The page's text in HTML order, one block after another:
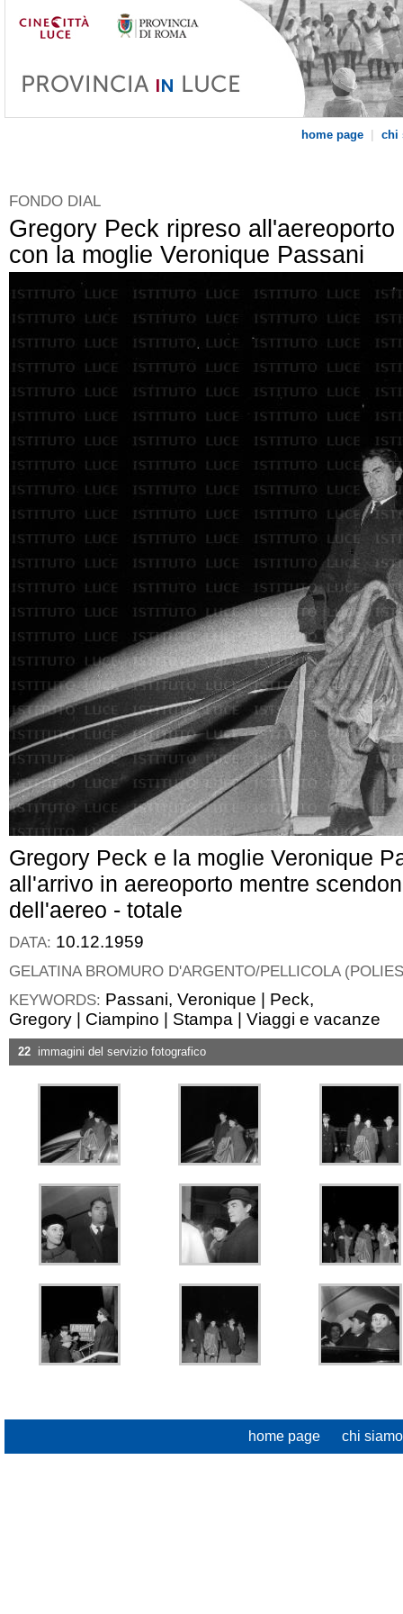
home page | chi
FONDO DIAL
Gregory Peck ripreso all'aereoporto
con la moglie Veronique Passani
Gregory Peck e la moglie Veronique
all'arrivo in aereoporto mentre
dell'aereo - totale
DATA: 10.12.1959
GELATINA BROMURO D'ARGENTO/PELLICOLA
KEYWORDS: Passani, Veronique | Peck,
Gregory | Ciampino | Stampa | Viaggi e vacanze
22 immagini del servizio fotografico
home page chi siamo